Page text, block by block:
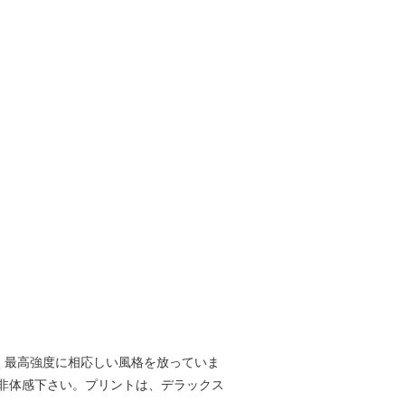
高強度に相応しい風格を放っていま
体感下さい。プリントは、デラックス